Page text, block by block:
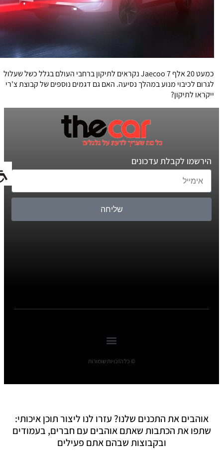
כמעט 20 אלף Jaecoo 7 נקראים לתיקון ברחבי העולם בגלל כשל שעלול
לגרום לכיבוי מנוע במהלך נסיעה. האם גם דגמים נוספים של קבוצת צ'רי
ייקראו לתיקון?
הירשמו לקבלת עדכונים
שליחה
© כל הזכויות שומורות
אוהבים את התכנים שלנו? עזרו לנו ליצור תוכן איכותי:
שתפו את הכתבות שאתם אוהבים עם חברים, בעמודים
ובקבוצות שבהם אתם פעילים